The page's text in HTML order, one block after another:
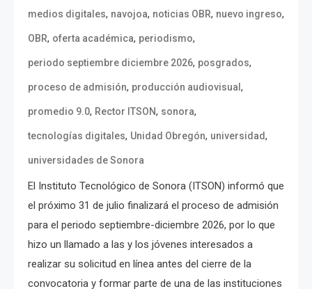
medios digitales, navojoa, noticias OBR, nuevo ingreso,
OBR, oferta académica, periodismo,
periodo septiembre diciembre 2026, posgrados,
proceso de admisión, producción audiovisual,
promedio 9.0, Rector ITSON, sonora,
tecnologías digitales, Unidad Obregón, universidad,
universidades de Sonora
El Instituto Tecnológico de Sonora (ITSON) informó que
el próximo 31 de julio finalizará el proceso de admisión
para el periodo septiembre-diciembre 2026, por lo que
hizo un llamado a las y los jóvenes interesados a
realizar su solicitud en línea antes del cierre de la
convocatoria y formar parte de una de las instituciones